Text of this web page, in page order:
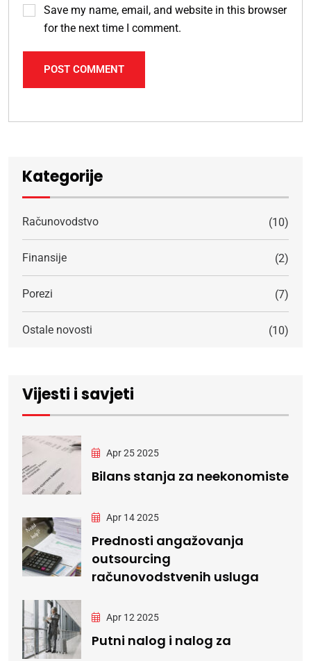
Save my name, email, and website in this browser
for the next time I comment.
POST COMMENT
Kategorije
Računovodstvo (10)
Finansije (2)
Porezi (7)
Ostale novosti (10)
Vijesti i savjeti
Apr 25 2025
Bilans stanja za neekonomiste
Apr 14 2025
Prednosti angažovanja
outsourcing
računovodstvenih usluga
Apr 12 2025
Putni nalog i nalog za